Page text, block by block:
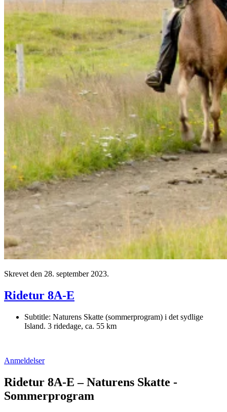
Skrevet den 28. september 2023.
Ridetur 8A-E
Subtitle: Naturens Skatte (sommerprogram) i det sydlige
Island. 3 ridedage, ca. 55 km
Anmeldelser
Ridetur 8A-E – Naturens Skatte -
Sommerprogram